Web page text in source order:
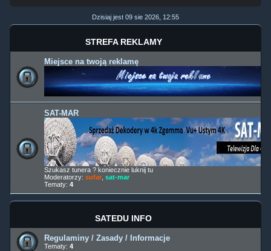
Dzisiaj jest 09 sie 2026, 12:55
STREFA REKLAMY
Miejsce na twoją reklamę
SAT-MAR
Szukasz tunera ? koniecznie luknij tu
Moderatorzy: sufar sat-mar
Tematy: 4
SATEDU INFO
Regulaminy / Zasady / Informacje
Tematy: 4